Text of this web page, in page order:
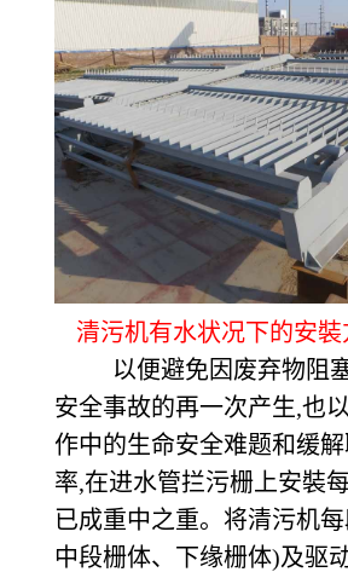
清污机有水状况下的安裝
以便避免因废弃物阻
安全事故的再一次产生,也
作中的生命安全难题和缓
率,在进水管拦污栅上安裝
已成重中之重。将清污机每
中段栅体、下缘栅体)及驱